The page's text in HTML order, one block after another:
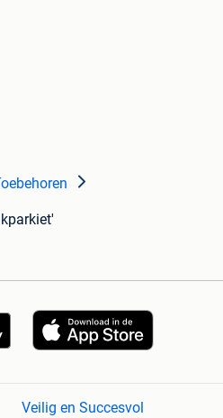
Veilig en Succesvol